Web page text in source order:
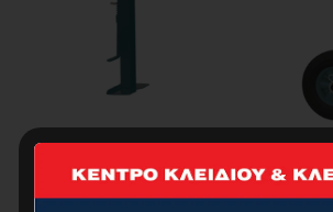
BORMANN Pro BMX2010